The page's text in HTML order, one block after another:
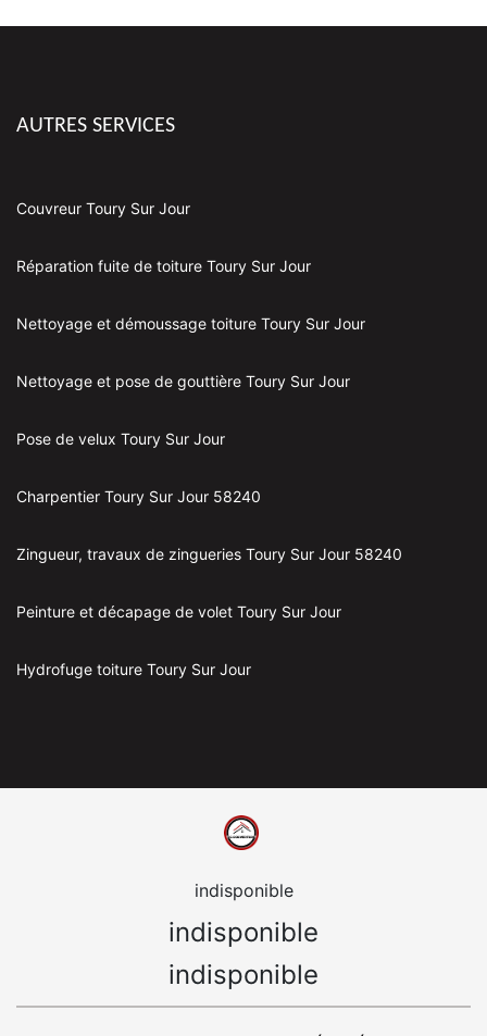
AUTRES SERVICES
Couvreur Toury Sur Jour
Réparation fuite de toiture Toury Sur Jour
Nettoyage et démoussage toiture Toury Sur Jour
Nettoyage et pose de gouttière Toury Sur Jour
Pose de velux Toury Sur Jour
Charpentier Toury Sur Jour 58240
Zingueur, travaux de zingueries Toury Sur Jour 58240
Peinture et décapage de volet Toury Sur Jour
Hydrofuge toiture Toury Sur Jour
indisponible
indisponible
indisponible